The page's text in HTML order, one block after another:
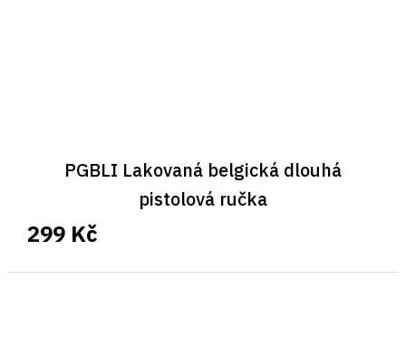
PGBLI Lakovaná belgická dlouhá
pistolová ručka
299 Kč